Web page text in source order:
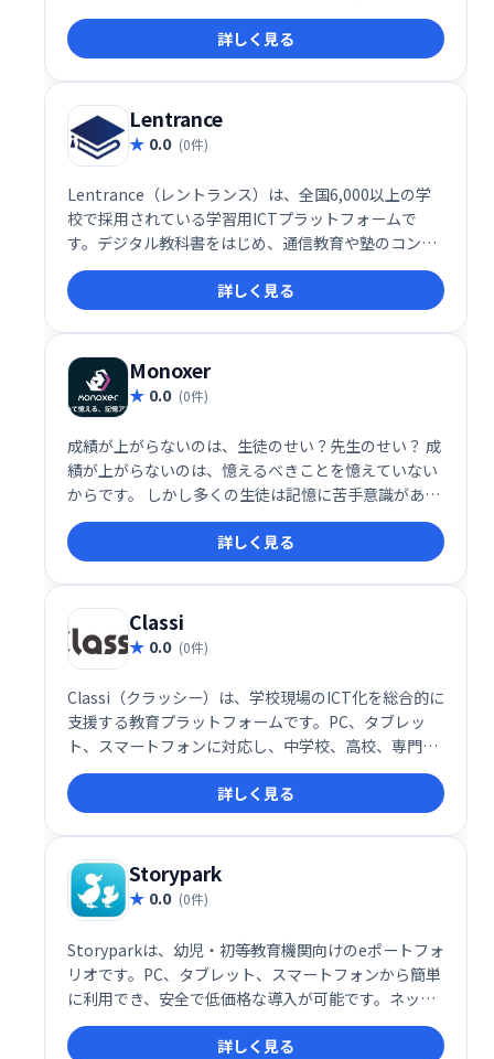
ら、充実した放課後を過ごせる、新しいスタイルの学
童保育です。
詳しく見る
Lentrance
0.0 (0件)
Lentrance（レントランス）は、全国6,000以上の学
校で採用されている学習用ICTプラットフォームで
す。デジタル教科書をはじめ、通信教育や塾のコンテ
ンツにも対応し、幅広い学習ニーズに対応します。ス
ムーズな学習環境を実現し、教育現場のデジタル化を
支援します。
詳しく見る
Monoxer
0.0 (0件)
成績が上がらないのは、生徒のせい？先生のせい？ 成
績が上がらないのは、憶えるべきことを憶えていない
からです。 しかし多くの生徒は記憶に苦手意識があ
り、 「憶える」最適な方法を見つけられていません。
Monoxerを使えば、見つけられます。 全ての生徒の
「憶える」を得意に。
詳しく見る
Classi
0.0 (0件)
Classi（クラッシー）は、学校現場のICT化を総合的に
支援する教育プラットフォームです。PC、タブレッ
ト、スマートフォンに対応し、中学校、高校、専門学
校など幅広い教育機関で利用されています。生徒・教
員の学習環境を効率化し、デジタル教材の活用などを
サポートします。
詳しく見る
Storypark
0.0 (0件)
Storyparkは、幼児・初等教育機関向けのeポートフォ
リオです。PC、タブレット、スマートフォンから簡単
に利用でき、安全で低価格な導入が可能です。ネット
環境さえあればすぐに始められ、保育記録の共有や保
護者とのコミュニケーションをスムーズにします。
詳しく見る